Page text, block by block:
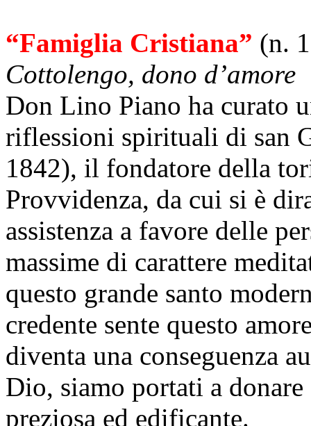
“Famiglia Cristiana” (n.
Cottolengo, dono d’amore
Don Lino Piano ha curato
riflessioni spirituali di san
1842), il fondatore della
Provvidenza, da cui si è
assistenza a favore delle
massime di carattere
questo grande santo
credente sente questo
diventa una conseguenza
Dio, siamo portati a
preziosa ed edificante.